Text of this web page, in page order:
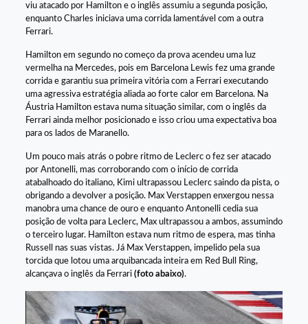
viu atacado por Hamilton e o inglês assumiu a segunda posição,
enquanto Charles iniciava uma corrida lamentável com a outra
Ferrari.
Hamilton em segundo no começo da prova acendeu uma luz
vermelha na Mercedes, pois em Barcelona Lewis fez uma grande
corrida e garantiu sua primeira vitória com a Ferrari executando
uma agressiva estratégia aliada ao forte calor em Barcelona. Na
Áustria Hamilton estava numa situação similar, com o inglês da
Ferrari ainda melhor posicionado e isso criou uma expectativa boa
para os lados de Maranello.
Um pouco mais atrás o pobre ritmo de Leclerc o fez ser atacado
por Antonelli, mas corroborando com o início de corrida
atabalhoado do italiano, Kimi ultrapassou Leclerc saindo da pista, o
obrigando a devolver a posição. Max Verstappen enxergou nessa
manobra uma chance de ouro e enquanto Antonelli cedia sua
posição de volta para Leclerc, Max ultrapassou a ambos, assumindo
o terceiro lugar. Hamilton estava num ritmo de espera, mas tinha
Russell nas suas vistas. Já Max Verstappen, impelido pela sua
torcida que lotou uma arquibancada inteira em Red Bull Ring,
alcançava o inglês da Ferrari (foto abaixo).